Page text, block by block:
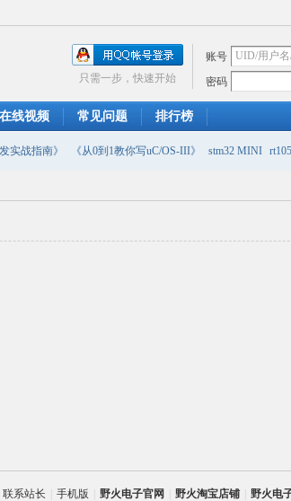
账号
密码
只需一步，快速开始
在线视频 常见问题 排行榜
实战指南》 《从0到1教你写uC/OS-III》 stm32 MINI
联系站长 手机版 野火电子官网 野火淘宝店铺 野火电